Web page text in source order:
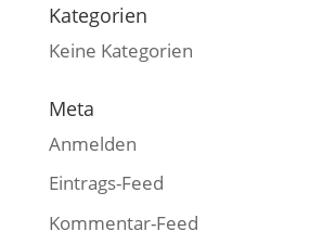
Kategorien
Keine Kategorien
Meta
Anmelden
Eintrags-Feed
Kommentar-Feed